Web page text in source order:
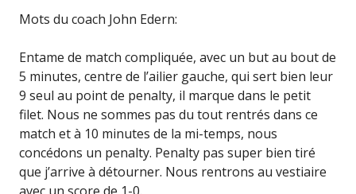
Mots du coach John Edern:
Entame de match compliquée, avec un but au bout de
5 minutes, centre de l’ailier gauche, qui sert bien leur
9 seul au point de penalty, il marque dans le petit
filet. Nous ne sommes pas du tout rentrés dans ce
match et à 10 minutes de la mi-temps, nous
concédons un penalty. Penalty pas super bien tiré
que j’arrive à détourner. Nous rentrons au vestiaire
avec un score de 1-0.